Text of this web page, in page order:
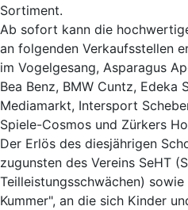
Sortiment.
Ab sofort kann die
an folgenden Verkaufsstellen
im Vogelgesang, Asparagus
Bea Benz, BMW Cuntz, Edeka
Mediamarkt, Intersport
Spiele-Cosmos und Zürkers
Der Erlös des diesjährigen
zugunsten des Vereins SeHT
Teilleistungsschwächen)
Kummer", an die sich Kinder